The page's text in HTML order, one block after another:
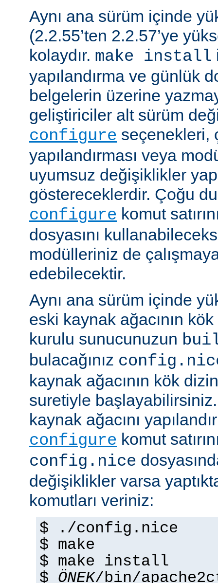
Aynı ana sürüm içinde
(2.2.55’ten 2.2.57’ye
kolaydır. make install
yapılandırma ve günlük
belgelerin üzerine
geliştiriciler alt sürüm
configure seçenekleri,
yapılandırması veya
uyumsuz değişiklikler
göstereceklerdir. Çoğu
configure komut
dosyasını
modülleriniz de
edebilecektir.
Aynı ana sürüm içinde
eski kaynak ağacının
kurulu sunucunuzun
bulacağınız
kaynak ağacının kök
suretiyle
kaynak ağacını
configure komut
config.nice
değişiklikler varsa
komutları veriniz:
$ ./config.nice
$ make
$ make install
$ ÖNEK/bin/